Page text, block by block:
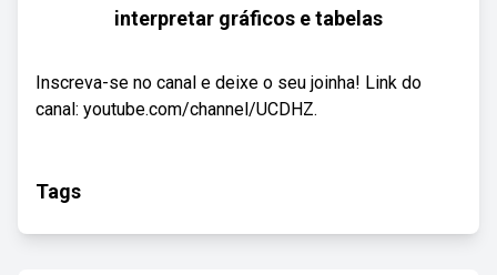
interpretar gráficos e tabelas
Inscreva-se no canal e deixe o seu joinha! Link do
canal: youtube.com/channel/UCDHZ.
Tags